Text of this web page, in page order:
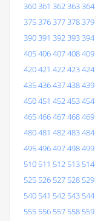
360361 362363364
375376377378379
390391 392393394
405406407408409
420421 422423424
435436437438439
450451 452453454
465466467468469
480481 482483484
495496497498499
510 511 512 513 514
525 526 527 528 529
540 541 542 543 544
555 556 557 558 559